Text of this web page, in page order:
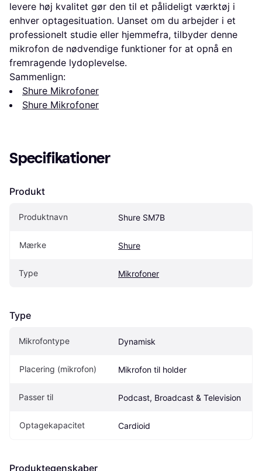
levere høj kvalitet gør den til et pålideligt værktøj i
enhver optagesituation. Uanset om du arbejder i et
professionelt studie eller hjemmefra, tilbyder denne
mikrofon de nødvendige funktioner for at opnå en
fremragende lydoplevelse.
Sammenlign:
Shure Mikrofoner
Shure Mikrofoner
Specifikationer
Produkt
Produktnavn Shure SM7B
Mærke Shure
Type Mikrofoner
Type
Mikrofontype Dynamisk
Placering (mikrofon) Mikrofon til holder
Passer til Podcast, Broadcast & Television
Optagekapacitet Cardioid
Produktegenskaber